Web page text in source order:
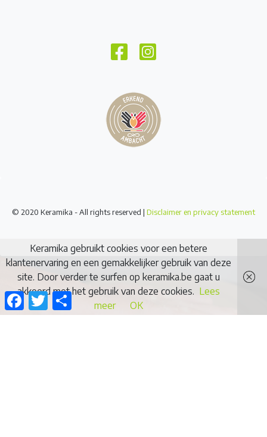
© 2020 Keramika - All rights reserved | Disclaimer en privacy statement
FacebookTwitterDelen
Keramika gebruikt cookies voor een betere
klantenervaring en een gemakkelijker gebruik van deze
site. Door verder te surfen op keramika.be gaat u
akkoord met het gebruik van deze cookies. Lees
meer
OK